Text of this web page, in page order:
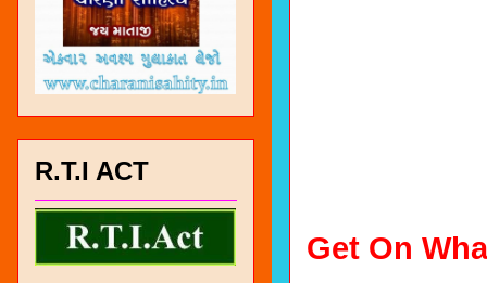
Get On
R.T.I ACT